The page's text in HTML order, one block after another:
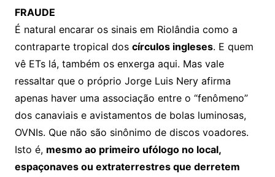
FRAUDE
É natural encarar os sinais em Riolândia como a
contraparte tropical dos círculos ingleses. E quem
vê ETs lá, também os enxerga aqui. Mas vale
ressaltar que o próprio Jorge Luis Nery afirma
apenas haver uma associação entre o “fenômeno”
dos canaviais e avistamentos de bolas luminosas,
OVNIs. Que não são sinônimo de discos voadores.
Isto é, mesmo ao primeiro ufólogo no local,
espaçonaves ou extraterrestres que derretem